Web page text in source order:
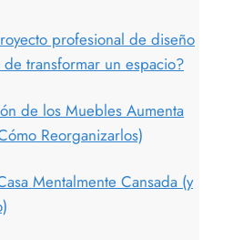
profesional de diseño
transformar un espacio?
de los Muebles Aumenta
Reorganizarlos)
Mentalmente Cansada (y